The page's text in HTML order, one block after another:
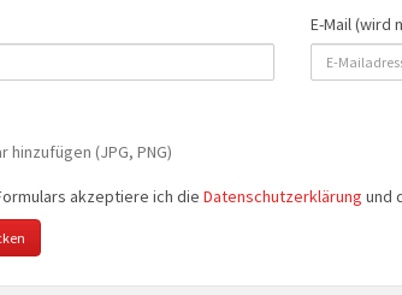
E-Mail (wird
hinzufügen (JPG, PNG)
akzeptiere ich die Datenschutzerklärung und